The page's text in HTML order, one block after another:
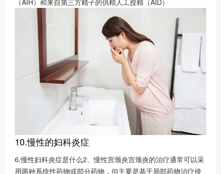
10.慢性的妇科炎症
6.慢性妇科炎症是什么2、慢性宫颈炎宫颈炎的治疗通常可以采
用两种系统性药物或部分药物，但主要是基于局部药物治疗侵